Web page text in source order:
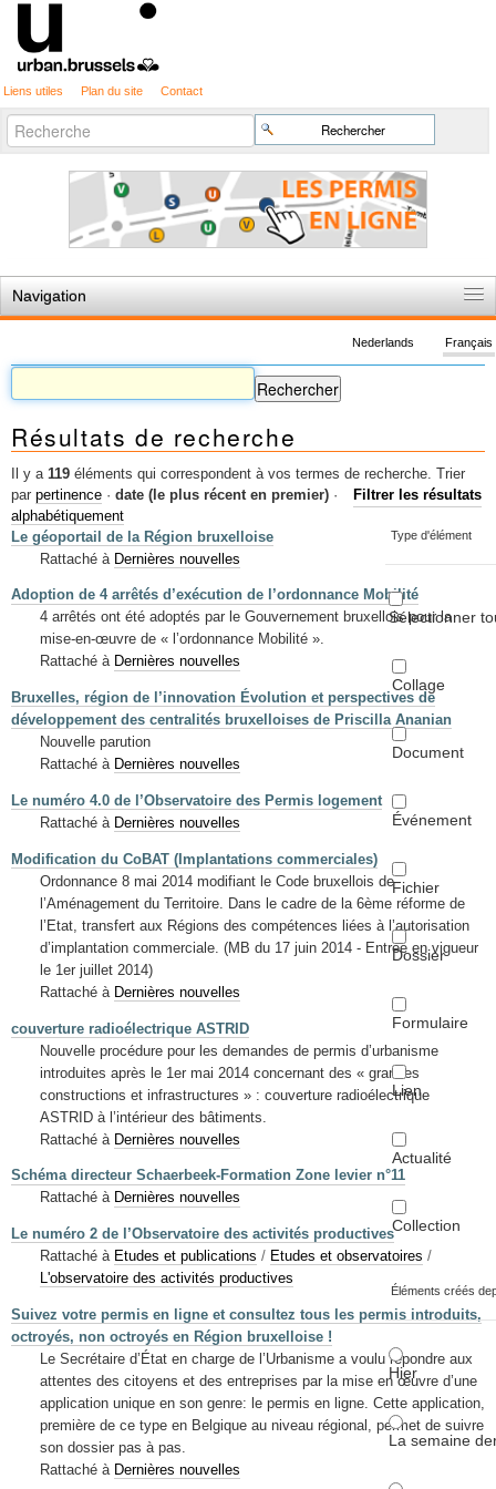
Liens utiles Plan du site Contact
Chercher par
Recherche
avancée…
Navigation
Règles du jeu
Permis d'urbanisme
Cartographie
Etudes et publications
Mots-clés
Renseignements urbanistiques
Français
Nederlands
Résultats de recherche
Il y a 119 éléments qui correspondent à vos termes de recherche.
Filtrer les résultats
Type d'élément
Sélectionner
Collage
Document
Événement
Fichier
Dossier
Formulaire
Lien
Actualité
Collection
Éléments créés
Hier
La semaine
Trier
par pertinence · date (le plus récent en premier) ·
alphabétiquement
Le géoportail de la Région bruxelloise
Rattaché à Dernières nouvelles
Adoption de 4 arrêtés d’exécution de l’ordonnance Mobilité
4 arrêtés ont été adoptés par le Gouvernement bruxellois pour la
mise-en-œuvre de « l’ordonnance Mobilité ».
Rattaché à Dernières nouvelles
Bruxelles, région de l’innovation Évolution et perspectives de
développement des centralités bruxelloises de Priscilla Ananian
Nouvelle parution
Rattaché à Dernières nouvelles
Le numéro 4.0 de l’Observatoire des Permis logement
Rattaché à Dernières nouvelles
Modification du CoBAT (Implantations commerciales)
Ordonnance 8 mai 2014 modifiant le Code bruxellois de
l’Aménagement du Territoire. Dans le cadre de la 6ème réforme de
l’Etat, transfert aux Régions des compétences liées à l’autorisation
d’implantation commerciale. (MB du 17 juin 2014 - Entrée en vigueur
le 1er juillet 2014)
Rattaché à Dernières nouvelles
couverture radioélectrique ASTRID
Nouvelle procédure pour les demandes de permis d’urbanisme
introduites après le 1er mai 2014 concernant des « grandes
constructions et infrastructures » : couverture radioélectrique
ASTRID à l’intérieur des bâtiments.
Rattaché à Dernières nouvelles
Schéma directeur Schaerbeek-Formation Zone levier n°11
Rattaché à Dernières nouvelles
Le numéro 2 de l’Observatoire des activités productives
Rattaché à Etudes et publications / Etudes et observatoires /
L'observatoire des activités productives
Suivez votre permis en ligne et consultez tous les permis introduits,
octroyés, non octroyés en Région bruxelloise !
Le Secrétaire d’État en charge de l’Urbanisme a voulu répondre aux
attentes des citoyens et des entreprises par la mise en œuvre d’une
application unique en son genre: le permis en ligne. Cette application,
première de ce type en Belgique au niveau régional, permet de suivre
son dossier pas à pas.
Rattaché à Dernières nouvelles